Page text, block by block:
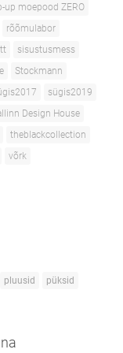
up moepood ZERO
rõõmulabor
sisustusmess
Stockmann
sügis2019
Design House
theblackcollection
võrk
pluusid püksid